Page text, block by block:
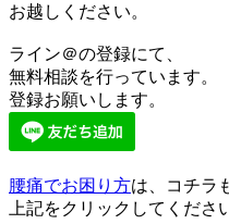
お越しください。
ライン＠の登録にて、
無料相談を行っています。
登録お願いします。
腰痛でお困り方は、コチラ
上記をクリックしてくださ